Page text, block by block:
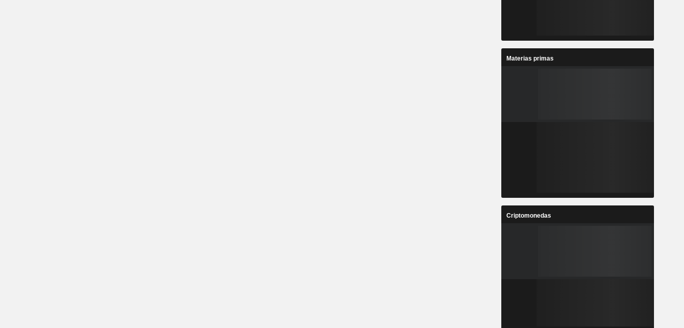
Materias primas
Criptomonedas